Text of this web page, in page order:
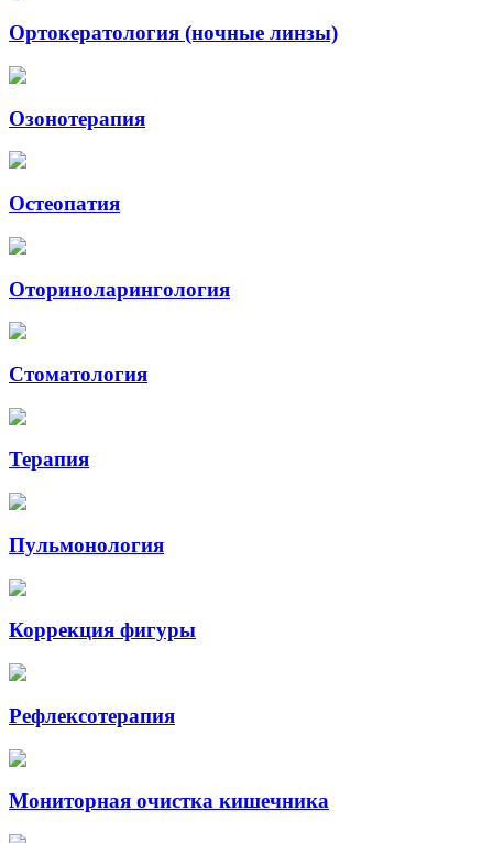
Ортокератология (ночные линзы)
Озонотерапия
Остеопатия
Оториноларингология
Стоматология
Терапия
Пульмонология
Коррекция фигуры
Рефлексотерапия
Мониторная очистка кишечника